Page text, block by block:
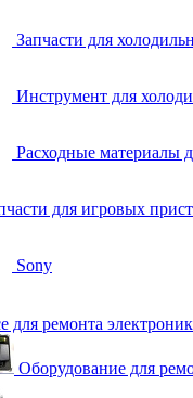
Расходные материалы
для игровых
Sony
для ремонта
Монтажные столы,
Скальпели, лезвия